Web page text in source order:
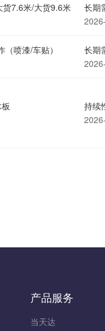
产品服务
当天达